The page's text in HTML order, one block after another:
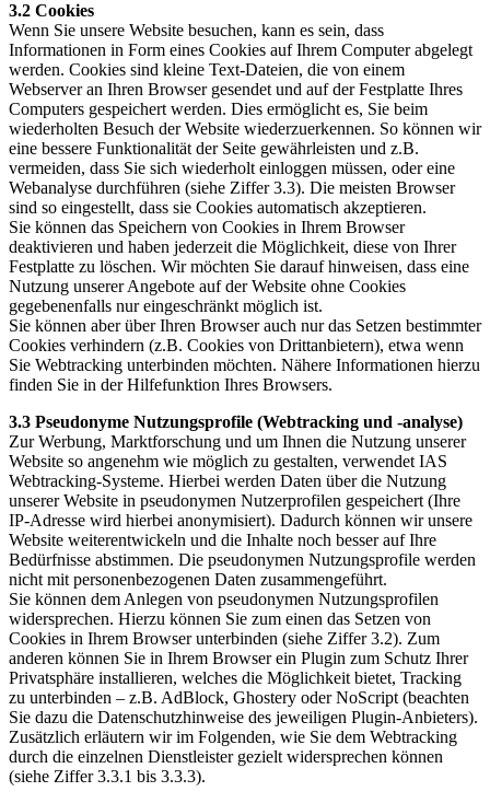
3.2 Cookies
Wenn Sie unsere Website besuchen, kann es sein, dass
Informationen in Form eines Cookies auf Ihrem Computer abgelegt
werden. Cookies sind kleine Text-Dateien, die von einem
Webserver an Ihren Browser gesendet und auf der Festplatte Ihres
Computers gespeichert werden. Dies ermöglicht es, Sie beim
wiederholten Besuch der Website wiederzuerkennen. So können wir
eine bessere Funktionalität der Seite gewährleisten und z.B.
vermeiden, dass Sie sich wiederholt einloggen müssen, oder eine
Webanalyse durchführen (siehe Ziffer 3.3). Die meisten Browser
sind so eingestellt, dass sie Cookies automatisch akzeptieren.
Sie können das Speichern von Cookies in Ihrem Browser
deaktivieren und haben jederzeit die Möglichkeit, diese von Ihrer
Festplatte zu löschen. Wir möchten Sie darauf hinweisen, dass eine
Nutzung unserer Angebote auf der Website ohne Cookies
gegebenenfalls nur eingeschränkt möglich ist.
Sie können aber über Ihren Browser auch nur das Setzen bestimmter
Cookies verhindern (z.B. Cookies von Drittanbietern), etwa wenn
Sie Webtracking unterbinden möchten. Nähere Informationen hierzu
finden Sie in der Hilfefunktion Ihres Browsers.
3.3 Pseudonyme Nutzungsprofile (Webtracking und -analyse)
Zur Werbung, Marktforschung und um Ihnen die Nutzung unserer
Website so angenehm wie möglich zu gestalten, verwendet IAS
Webtracking-Systeme. Hierbei werden Daten über die Nutzung
unserer Website in pseudonymen Nutzerprofilen gespeichert (Ihre
IP-Adresse wird hierbei anonymisiert). Dadurch können wir unsere
Website weiterentwickeln und die Inhalte noch besser auf Ihre
Bedürfnisse abstimmen. Die pseudonymen Nutzungsprofile werden
nicht mit personenbezogenen Daten zusammengeführt.
Sie können dem Anlegen von pseudonymen Nutzungsprofilen
widersprechen. Hierzu können Sie zum einen das Setzen von
Cookies in Ihrem Browser unterbinden (siehe Ziffer 3.2). Zum
anderen können Sie in Ihrem Browser ein Plugin zum Schutz Ihrer
Privatsphäre installieren, welches die Möglichkeit bietet, Tracking
zu unterbinden – z.B. AdBlock, Ghostery oder NoScript (beachten
Sie dazu die Datenschutzhinweise des jeweiligen Plugin-Anbieters).
Zusätzlich erläutern wir im Folgenden, wie Sie dem Webtracking
durch die einzelnen Dienstleister gezielt widersprechen können
(siehe Ziffer 3.3.1 bis 3.3.3).